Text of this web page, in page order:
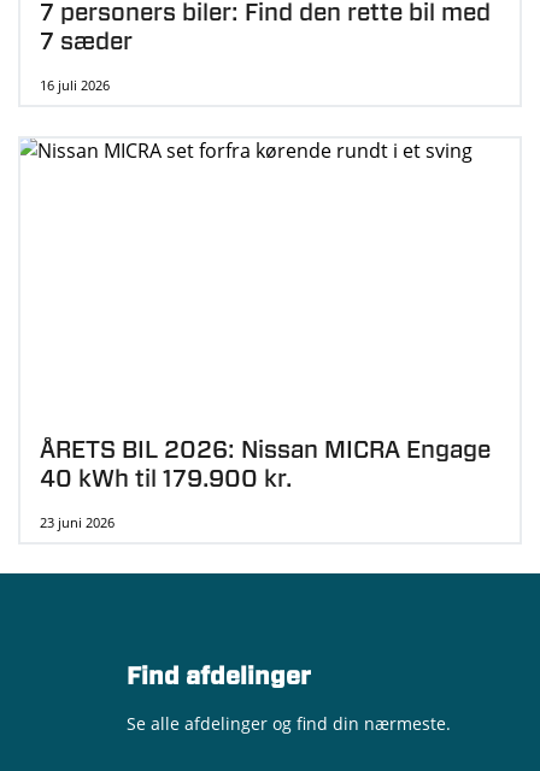
7 personers biler: Find den rette bil med
7 sæder
16 juli 2026
ÅRETS BIL 2026: Nissan MICRA Engage
40 kWh til 179.900 kr.
23 juni 2026
Find afdelinger
Se alle afdelinger og find din nærmeste.